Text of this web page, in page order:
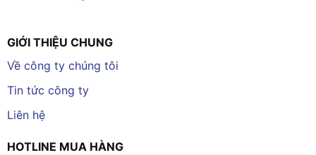
GIỚI THIỆU CHUNG
Về công ty chúng tôi
Tin tức công ty
Liên hệ
HOTLINE MUA HÀNG